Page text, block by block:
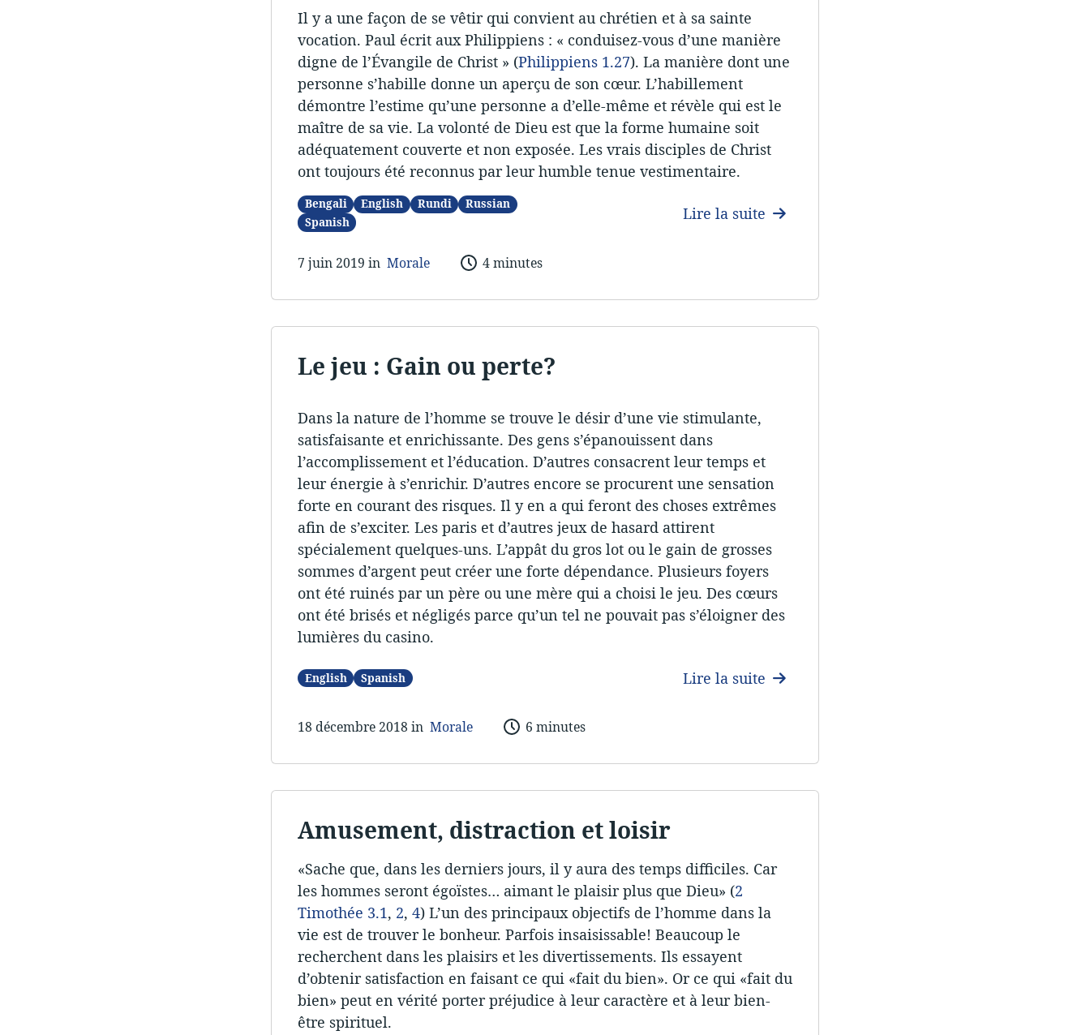
Il y a une façon de se vêtir qui convient au chrétien et à sa sainte
vocation. Paul écrit aux Philippiens : « conduisez-vous d’une manière
digne de l’Évangile de Christ » (Philippiens 1.27). La manière dont une
personne s’habille donne un aperçu de son cœur. L’habillement
démontre l’estime qu’une personne a d’elle-même et révèle qui est le
maître de sa vie. La volonté de Dieu est que la forme humaine soit
adéquatement couverte et non exposée. Les vrais disciples de Christ
ont toujours été reconnus par leur humble tenue vestimentaire.
Bengali English Rundi
Russian
Spanish
Lire la suite
7 juin 2019 in Morale 4 minutes
Le jeu : Gain ou perte?
Dans la nature de l’homme se trouve le désir d’une vie stimulante,
satisfaisante et enrichissante. Des gens s’épanouissent dans
l’accomplissement et l’éducation. D’autres consacrent leur temps et
leur énergie à s’enrichir. D’autres encore se procurent une sensation
forte en courant des risques. Il y en a qui feront des choses extrêmes
afin de s’exciter. Les paris et d’autres jeux de hasard attirent
spécialement quelques-uns. L’appât du gros lot ou le gain de grosses
sommes d’argent peut créer une forte dépendance. Plusieurs foyers
ont été ruinés par un père ou une mère qui a choisi le jeu. Des cœurs
ont été brisés et négligés parce qu’un tel ne pouvait pas s’éloigner des
lumières du casino.
English Spanish Lire la suite
18 décembre 2018 in Morale 6 minutes
Amusement, distraction et loisir
«Sache que, dans les derniers jours, il y aura des temps difficiles. Car
les hommes seront égoïstes… aimant le plaisir plus que Dieu» (2
Timothée 3.1, 2, 4) L’un des principaux objectifs de l’homme dans la
vie est de trouver le bonheur. Parfois insaisissable! Beaucoup le
recherchent dans les plaisirs et les divertissements. Ils essayent
d’obtenir satisfaction en faisant ce qui «fait du bien». Or ce qui «fait du
bien» peut en vérité porter préjudice à leur caractère et à leur bien-
être spirituel.